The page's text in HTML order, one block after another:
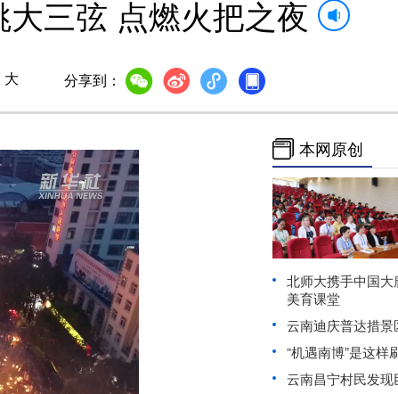
三弦 点燃火把之夜
大 分享到：
本网原创
北师大携手中国
美育课堂
云南迪庆普达措
“机遇南博”是这
云南昌宁村民发